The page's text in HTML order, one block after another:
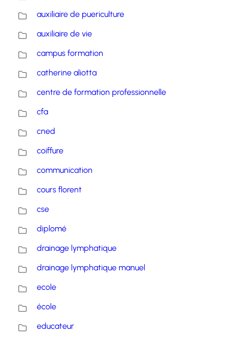
auxiliaire de puericulture
auxiliaire de vie
campus formation
catherine aliotta
centre de formation professionnelle
cfa
cned
coiffure
communication
cours florent
cse
diplomé
drainage lymphatique
drainage lymphatique manuel
ecole
école
educateur